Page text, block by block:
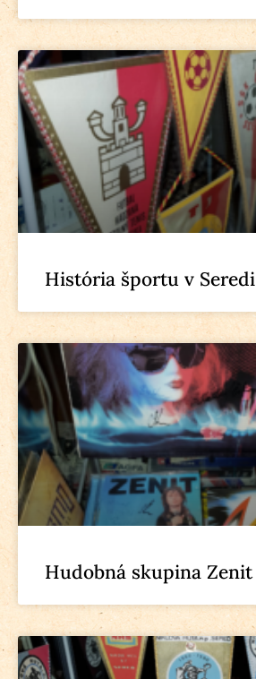
História športu v Seredi
Hudobná skupina Zenit